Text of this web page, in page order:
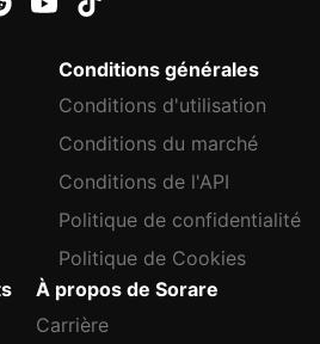
Conditions générales
Conditions d'utilisation
Conditions du marché
Conditions de l'API
Politique de confidentialité
Politique de Cookies
À propos de Sorare
Carrière